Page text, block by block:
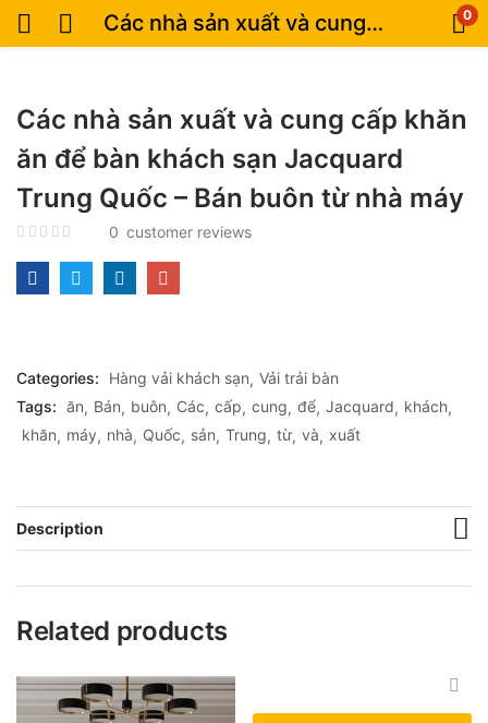
Các nhà sản xuất và cung cấp khăn ăn để bàn khách sạn Jacquard Trung Quốc – Bán buôn từ nhà máy 0
Các nhà sản xuất và cung cấp khăn
ăn để bàn khách sạn Jacquard
Trung Quốc – Bán buôn từ nhà máy
0 customer reviews
Categories: Hàng vải khách sạn Vải trải bàn
Tags: ăn Bán buôn Các cấp cung để Jacquard
khách
khăn
máy nhà Quốc sản Trung từ và xuất
Description
Related products